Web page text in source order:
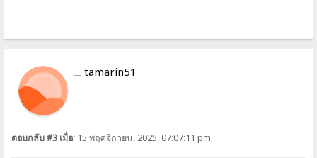
tamarin51
ตอบกลับ #3 เมื่อ: 15 พฤศจิกายน, 2025, 07:07:11 pm